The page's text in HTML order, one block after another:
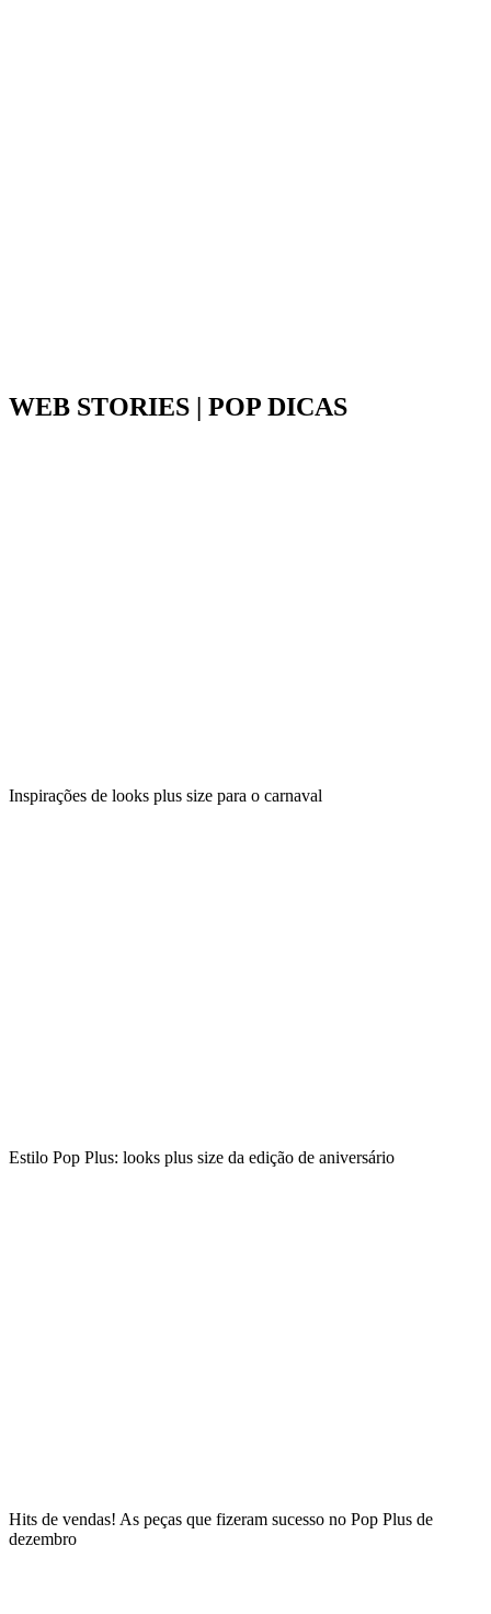
WEB STORIES | POP DICAS
Inspirações de looks plus size para o carnaval
Estilo Pop Plus: looks plus size da edição de aniversário
Hits de vendas! As peças que fizeram sucesso no Pop Plus de
dezembro